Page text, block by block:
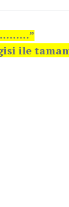
ile